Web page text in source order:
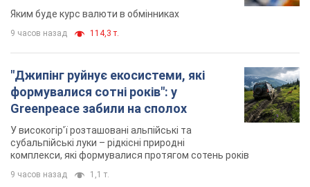
Яким буде курс валюти в обмінниках
9 часов назад 114,3 т.
"Джипінг руйнує екосистеми, які
формувалися сотні років": у
Greenpeace забили на сполох
У високогір'ї розташовані альпійські та
субальпійські луки – рідкісні природні
комплекси, які формувалися протягом сотень років
9 часов назад 1,1 т.